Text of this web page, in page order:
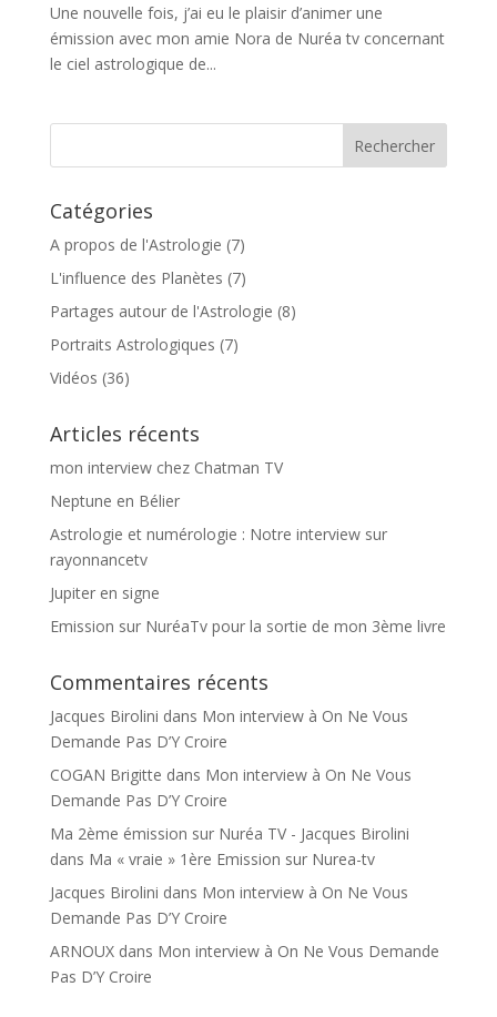
Une nouvelle fois, j’ai eu le plaisir d’animer une
émission avec mon amie Nora de Nuréa tv concernant
le ciel astrologique de...
Catégories
A propos de l'Astrologie (7)
L'influence des Planètes (7)
Partages autour de l'Astrologie (8)
Portraits Astrologiques (7)
Vidéos (36)
Articles récents
mon interview chez Chatman TV
Neptune en Bélier
Astrologie et numérologie : Notre interview sur
rayonnancetv
Jupiter en signe
Emission sur NuréaTv pour la sortie de mon 3ème livre
Commentaires récents
Jacques Birolini dans Mon interview à On Ne Vous
Demande Pas D’Y Croire
COGAN Brigitte dans Mon interview à On Ne Vous
Demande Pas D’Y Croire
Ma 2ème émission sur Nuréa TV - Jacques Birolini
dans Ma « vraie » 1ère Emission sur Nurea-tv
Jacques Birolini dans Mon interview à On Ne Vous
Demande Pas D’Y Croire
ARNOUXdans Mon interview à On Ne Vous Demande
Pas D’Y Croire